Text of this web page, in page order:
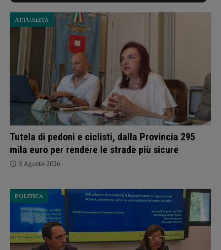
Tutela di pedoni e ciclisti, dalla Provincia 295
mila euro per rendere le strade più sicure
ATTUALITÀ
5 Agosto 2026
POLITICA